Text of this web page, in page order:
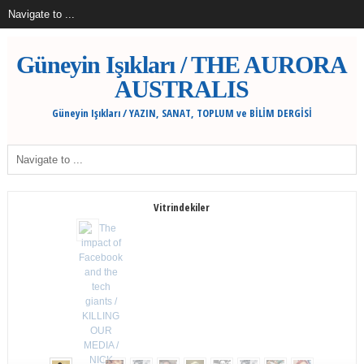
Güneyin Işıkları / THE AURORA
AUSTRALIS
Güneyin Işıkları / YAZIN, SANAT, TOPLUM ve BİLİM DERGİSİ
Vitrindekiler